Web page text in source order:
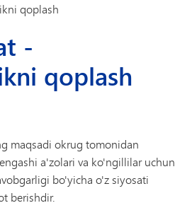
qoplash
-
qoplash
maqsadi okrug tomonidan
a'zolari va ko'ngillilar uchun
bo'yicha o'z siyosati
berishdir.